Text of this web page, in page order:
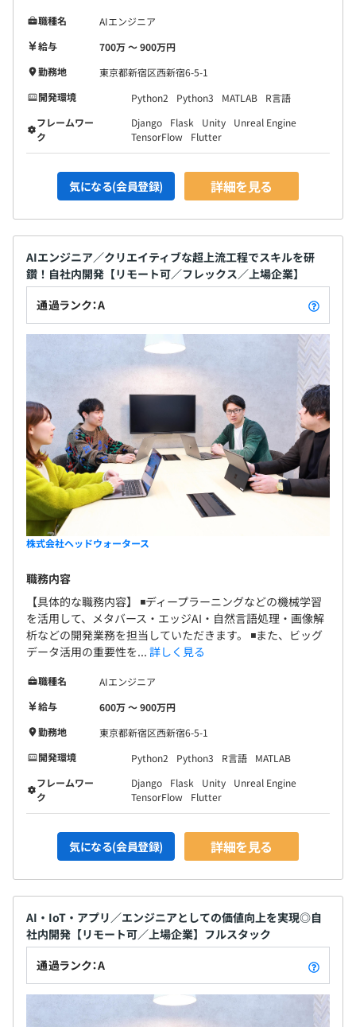
職種名
AIエンジニア
給与
700万 〜 900万円
勤務地
東京都新宿区西新宿6-5-1
開発環境
Python2 Python3 MATLAB
R言語
フレームワー
ク
Django Flask Unity
Unreal Engine
TensorFlow
Flutter
気になる(会員登録) 詳細を見る
AIエンジニア／クリエイティブな超上流工程でスキルを研
鑽！自社内開発【リモート可／フレックス／上場企業】
通過ランク：A
株式会社ヘッドウォータース
職務内容
【具体的な職務内容】 ◾️ディープラーニングなどの機械学習
を活用して、メタバース・エッジAI・自然言語処理・画像解
析などの開発業務を担当していただきます。 ◾️また、ビッグ
データ活用の重要性を... 詳しく見る
職種名
AIエンジニア
給与
600万 〜 900万円
勤務地
東京都新宿区西新宿6-5-1
開発環境
Python2 Python3 R言語
MATLAB
フレームワー
ク
Django Flask Unity
Unreal Engine
TensorFlow
Flutter
気になる(会員登録) 詳細を見る
AI・IoT・アプリ／エンジニアとしての価値向上を実現◎自
社内開発【リモート可／上場企業】フルスタック
通過ランク：A